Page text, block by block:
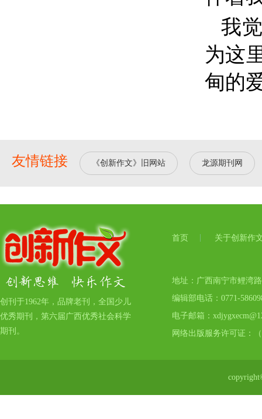
我
为这
甸的
友情链接 《创新作文》旧网站 龙源期刊网
创刊于1962年，品牌老刊，全国少儿
优秀期刊，第六届广西优秀社会科学
期刊。
首页 关于创新作
地址：广西南宁市鲤湾
编辑部电话：0771-
电子邮箱：
网络出版服务许可证：